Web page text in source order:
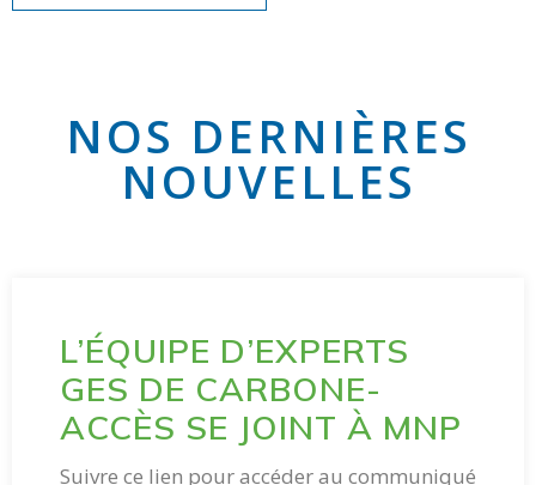
NOS DERNIÈRES
NOUVELLES
L’ÉQUIPE D’EXPERTS
GES DE CARBONE-
ACCÈS SE JOINT À MNP
Suivre ce lien pour accéder au communiqué